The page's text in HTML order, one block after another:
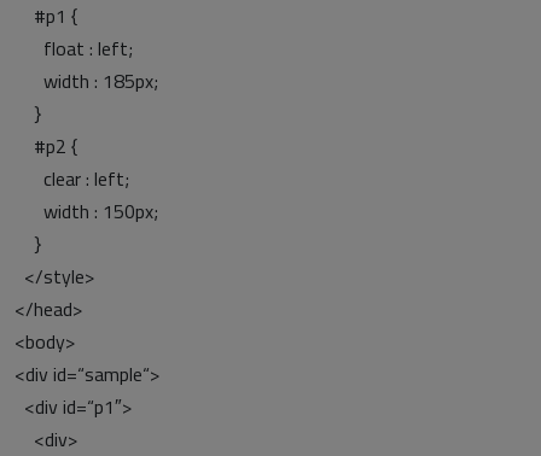
#p1 {
float : left;
width : 185px;
}
#p2 {
clear : left;
width : 150px;
}
</style>
</head>
<body>
<div id=“sample“>
<div id=“p1″>
<div>